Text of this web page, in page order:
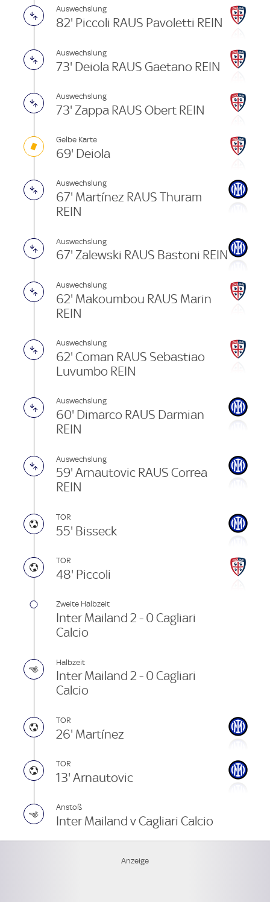
Auswechslung
82' Piccoli RAUS Pavoletti REIN
Auswechslung
73' Deiola RAUS Gaetano REIN
Auswechslung
73' Zappa RAUS Obert REIN
Gelbe Karte
69' Deiola
Auswechslung
67' Martínez RAUS Thuram
REIN
Auswechslung
67' Zalewski RAUS Bastoni REIN
Auswechslung
62' Makoumbou RAUS Marin
REIN
Auswechslung
62' Coman RAUS Sebastiao
Luvumbo REIN
Auswechslung
60' Dimarco RAUS Darmian
REIN
Auswechslung
59' Arnautovic RAUS Correa
REIN
TOR
55' Bisseck
TOR
48' Piccoli
Zweite Halbzeit
Inter Mailand 2 - 0 Cagliari
Calcio
Halbzeit
Inter Mailand 2 - 0 Cagliari
Calcio
TOR
26' Martínez
TOR
13' Arnautovic
Anstoß
Inter Mailand v Cagliari Calcio